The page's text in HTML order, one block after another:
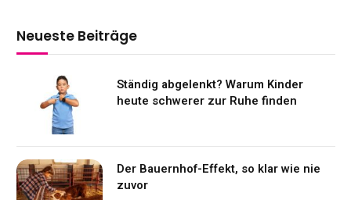
Neueste Beiträge
Ständig abgelenkt? Warum Kinder
heute schwerer zur Ruhe finden
Der Bauernhof-Effekt, so klar wie nie
zuvor